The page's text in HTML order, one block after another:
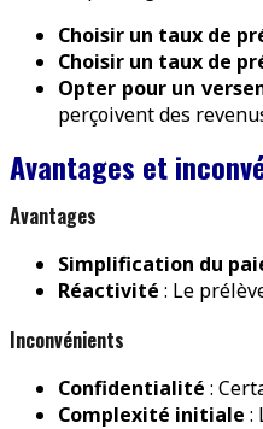
Choisir un taux de
Choisir un taux de
Opter pour un
perçoivent des
Avantages et
Avantages
Simplification du
Réactivité : Le
Inconvénients
Confidentialité :
Complexité initiale :